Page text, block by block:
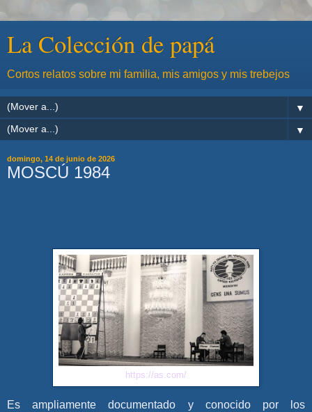
La Colección de papá
Cortos relatos sobre mi familia, mis amigos y mis trebejos
▼
▼
domingo, 14 de junio de 2026
MOSCÚ 1984
https://as.com/
Es ampliamente documentado y conocido por los